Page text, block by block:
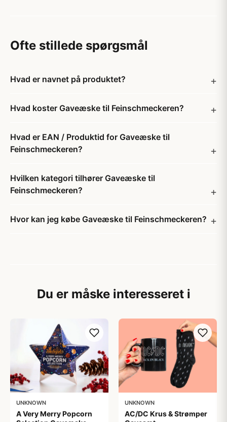
Ofte stillede spørgsmål
Hvad er navnet på produktet?
Hvad koster Gaveæske til Feinschmeckeren?
Hvad er EAN / Produktid for Gaveæske til
Feinschmeckeren?
Hvilken kategori tilhører Gaveæske til
Feinschmeckeren?
Hvor kan jeg købe Gaveæske til Feinschmeckeren?
Du er måske interesseret i
UNKNOWN
A Very Merry Popcorn
UNKNOWN
AC/DC Krus & Strømper